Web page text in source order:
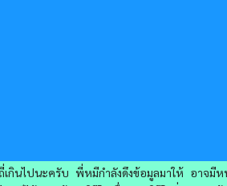
นไปนะครับ พี่หมีกำลังดึงข้อมูลมาให้ อาจมีห